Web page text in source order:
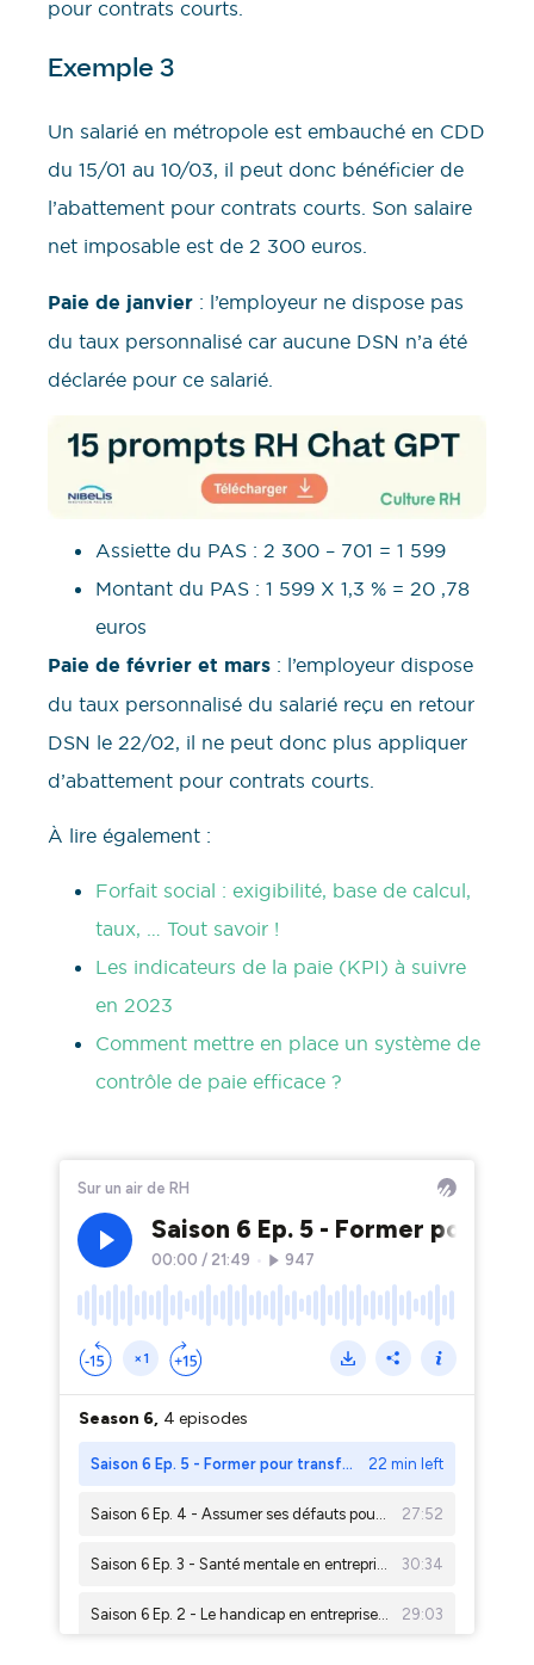
pour contrats courts.
Exemple 3
Un salarié en métropole est embauché en CDD
du 15/01 au 10/03, il peut donc bénéficier de
l’abattement pour contrats courts. Son salaire
net imposable est de 2 300 euros.
Paie de janvier : l’employeur ne dispose pas
du taux personnalisé car aucune DSN n’a été
déclarée pour ce salarié.
Assiette du PAS : 2 300 – 701 = 1 599
Montant du PAS : 1 599 X 1,3 % = 20 ,78
euros
Paie de février et mars : l’employeur dispose
du taux personnalisé du salarié reçu en retour
DSN le 22/02, il ne peut donc plus appliquer
d’abattement pour contrats courts.
À lire également :
Forfait social : exigibilité, base de calcul,
taux, … Tout savoir !
Les indicateurs de la paie (KPI) à suivre
en 2023
Comment mettre en place un système de
contrôle de paie efficace ?